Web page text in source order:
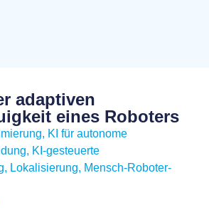
adaptiven
eines Roboters
, KI für autonome
, KI-gesteuerte
, Lokalisierung, Mensch-Roboter-